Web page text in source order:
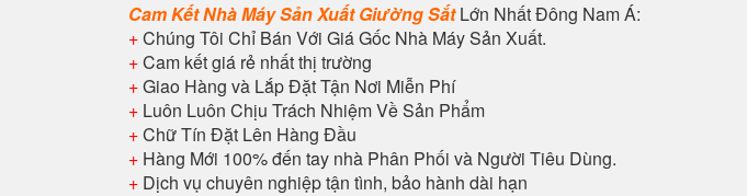
Cam Kết Nhà Máy Sản Xuất Giường SắtLớn Nhất Đông Nam Á:
+Chúng Tôi Chỉ Bán Với Giá Gốc Nhà Máy Sản Xuất.
+Cam kết giá rẻ nhất thị trường
+Giao Hàng và Lắp Đặt Tận Nơi Miễn Phí
+ Luôn Luôn Chịu Trách Nhiệm Về Sản Phẩm
+Chữ Tín Đặt Lên Hàng Đầu
+ Hàng Mới 100% đến tay nhà Phân Phối và Người Tiêu Dùng.
+ Dịch vụ chuyên nghiệp tận tình, bảo hành dài hạn